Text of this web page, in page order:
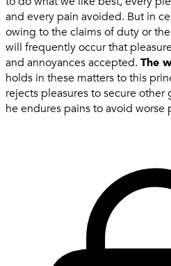
and every pain avoided. But in
owing to the claims of duty or
will frequently occur that
and annoyances accepted. The
holds in these matters to this
rejects pleasures to secure other
he endures pains to avoid worse